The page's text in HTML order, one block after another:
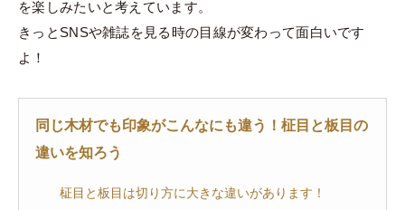
を楽しみたいと考えています。
きっとSNSや雑誌を見る時の目線が変わって面白いです
よ！
同じ木材でも印象がこんなにも違う！柾目と板目の
違いを知ろう
柾目と板目は切り方に大きな違いがあります！